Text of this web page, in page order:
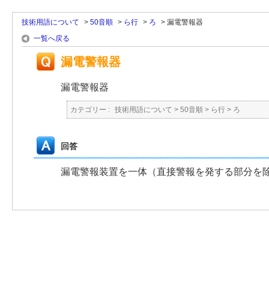
技術用語について > 50音順 > ら行 > ろ > 漏電警報器
一覧へ戻る
漏電警報器
漏電警報器
カテゴリー : 技術用語について > 50音順 > ら行 > ろ
回答
漏電警報装置を一体（直接警報を発する部分を